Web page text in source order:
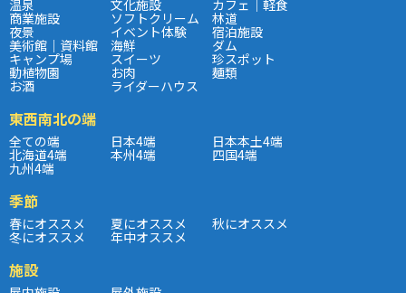
温泉 文化施設 カフェ｜軽食
商業施設 ソフトクリーム 林道
夜景 イベント体験 宿泊施設
美術館｜資料館 海鮮 ダム
キャンプ場 スイーツ 珍スポット
動植物園 お肉 麺類
お酒 ライダーハウス
東西南北の端
全ての端 日本4端 日本本土4端
北海道4端 本州4端 四国4端
九州4端
季節
春にオススメ 夏にオススメ 秋にオススメ
冬にオススメ 年中オススメ
施設